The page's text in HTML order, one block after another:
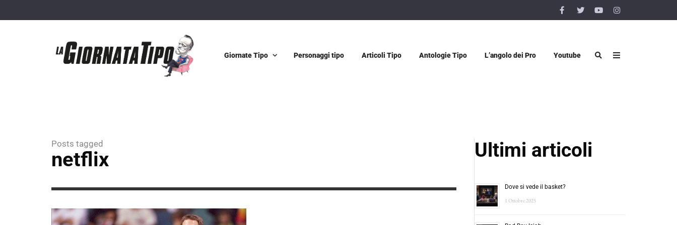
Giornate Tipo Personaggi tipo Articoli Tipo Antologie Tipo L’angolo dei Pro Youtube
Posts tagged
netflix Ultimi articoli
Dove si vede il basket?
1 Ottobre 2025